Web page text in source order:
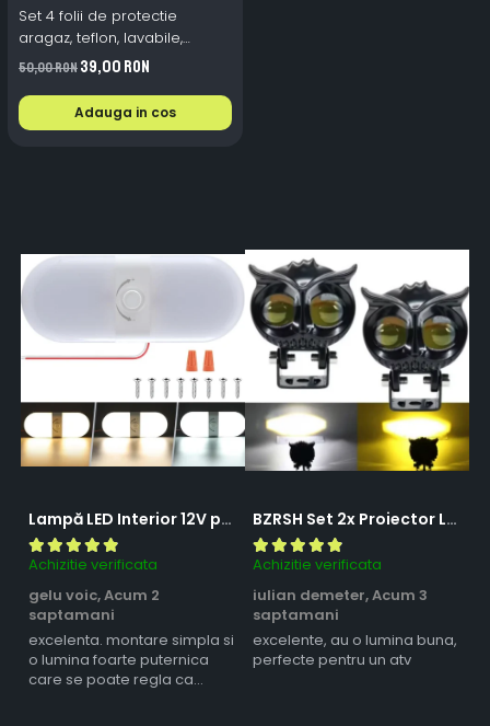
Set 4 folii de protectie
aragaz, teflon, lavabile,
reutilizabile, Negru/Gri
50,00 RON39,00 RON
Adauga in cos
Lampă LED Interior 12V pentru Dubă, Camper și Rulotă - 180LED, 33 cm, 3 Temperaturii de Culoare, Intensitate Reglabilă, Iluminare Compartiment Marfă
Achizitie verificata
gelu voic,Acum 2
saptamani
excelenta. montare simpla si
o lumina foarte puternica
care se poate regla ca
BZRSH Set 2x Proiector LED Bufnita 50W Lupa 2 Faze Alb-Galben 12-24V Moto ATV
Achizitie verificata
iulian demeter,Acum 3
saptamani
excelente, au o lumina buna,
perfecte pentru un atv